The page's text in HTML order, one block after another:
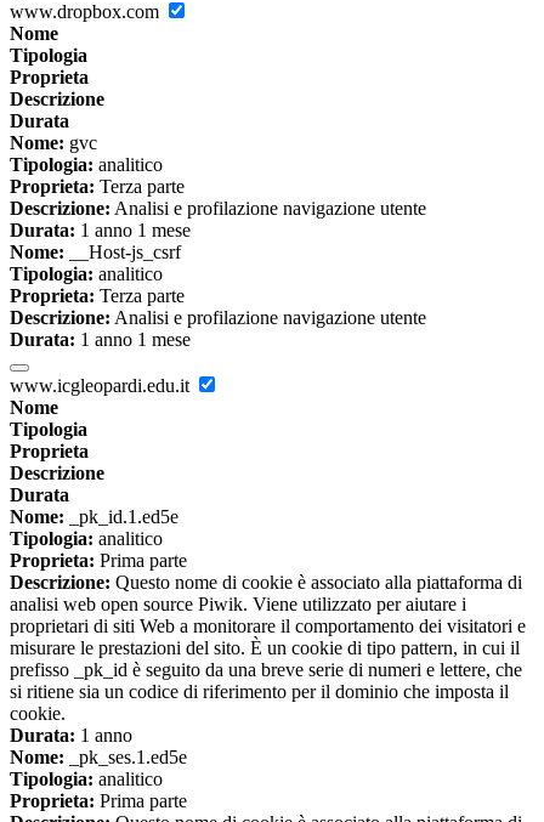
www.dropbox.com
Nome
Tipologia
Proprieta
Descrizione
Durata
Nome: gvc
Tipologia: analitico
Proprieta: Terza parte
Descrizione: Analisi e profilazione navigazione utente
Durata: 1 anno 1 mese
Nome: __Host-js_csrf
Tipologia: analitico
Proprieta: Terza parte
Descrizione: Analisi e profilazione navigazione utente
Durata: 1 anno 1 mese
www.icgleopardi.edu.it
Nome
Tipologia
Proprieta
Descrizione
Durata
Nome: _pk_id.1.ed5e
Tipologia: analitico
Proprieta: Prima parte
Descrizione: Questo nome di cookie è associato alla piattaforma di
analisi web open source Piwik. Viene utilizzato per aiutare i
proprietari di siti Web a monitorare il comportamento dei visitatori e
misurare le prestazioni del sito. È un cookie di tipo pattern, in cui il
prefisso _pk_id è seguito da una breve serie di numeri e lettere, che
si ritiene sia un codice di riferimento per il dominio che imposta il
cookie.
Durata: 1 anno
Nome: _pk_ses.1.ed5e
Tipologia: analitico
Proprieta: Prima parte